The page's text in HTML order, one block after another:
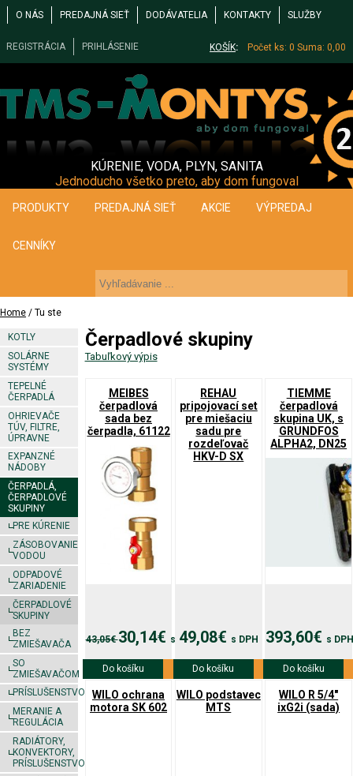
O NÁS PREDAJNÁ SIEŤ DODÁVATELIA KONTAKTY SLUŽBY
REGISTRÁCIA PRIHLÁSENIE KOŠÍK: Počet ks: 0 Suma: 0,00
KÚRENIE, VODA, PLYN, SANITA
Jednoducho všetko preto, aby dom fungoval
PRODUKTY PREDAJNÁ SIEŤ AKCIE VÝPREDAJ
CENNÍKY
Home / Tu ste
KOTLY
SOLÁRNE
SYSTÉMY
TEPELNÉ
ČERPADLÁ
OHRIEVAČE
TÚV, FILTRE,
ÚPRAVNE
EXPANZNÉ
NÁDOBY
ČERPADLÁ,
ČERPADLOVÉ
SKUPINY
PRE KÚRENIE
ZÁSOBOVANIE
VODOU
ODPADOVÉ
ZARIADENIE
ČERPADLOVÉ
SKUPINY
BEZ
ZMIEŠAVAČA
SO
ZMIEŠAVAČOM
PRÍSLUŠENSTVO
MERANIE A
REGULÁCIA
RADIÁTORY,
KONVEKTORY,
PRÍSLUŠENSTVO
Čerpadlové skupiny
Tabuľkový výpis
MEIBES
čerpadlová
sada bez
čerpadla, 61122
43,05€30,14€ s DPH
Viac info
Do košíku
REHAU
pripojovací set
pre miešaciu
sadu pre
rozdeľovač
HKV-D SX
49,08€ s DPH
Viac info
Do košíku
TIEMME
čerpadlová
skupina UK, s
GRUNDFOS
ALPHA2, DN25
393,60€ s
Viac info
Do košíku
WILO ochrana
motora SK 602
WILO podstavec
MTS
WILO R 5/4"
ixG2i (sada)